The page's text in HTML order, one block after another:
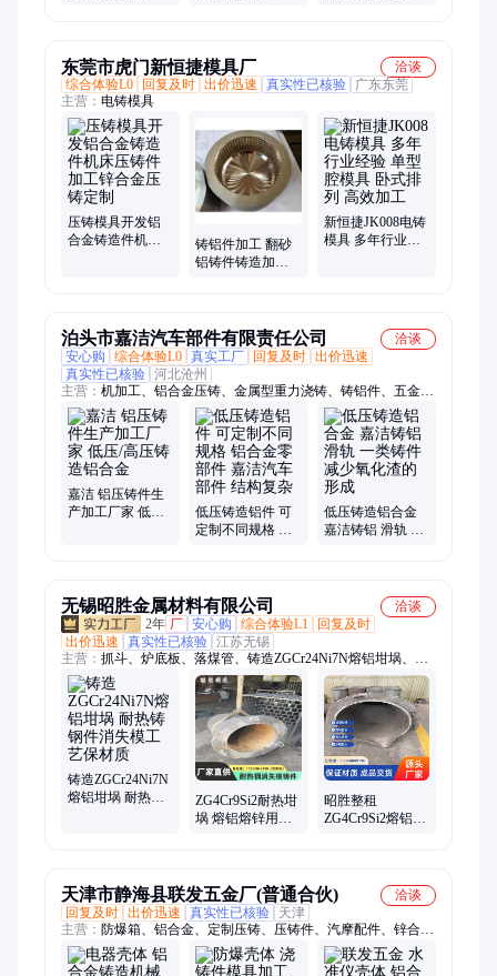
东莞市虎门新恒捷模具厂
洽谈
综合体验L0
回复及时 出价迅速 真实性已核验
广东东莞
主营： 电铸模具
压铸模具开发铝
合金铸造件机床
铸铝件加工 翻砂
铝铸件铸造加工
新恒捷JK008电铸
模具 多年行业经
泊头市嘉洁汽车部件有限责任公司
洽谈
安心购
综合体验L0 真实工厂 回复及时 出价迅速
真实性已核验 河北沧州
主营： 机加工、铝合金压铸、金属型重力浇铸、铸铝件、五金冲
压件、铝合金低压铸造、翻沙铸铝件、低压铸铝、低压铸造、浇
铸铝件、低压铸件、机加工件、砂型重力浇铸
嘉洁 铝压铸件生
产加工厂家 低压/
低压铸造铝件 可
定制不同规格 铝
低压铸造铝合金
嘉洁铸铝 滑轨 一
无锡昭胜金属材料有限公司
洽谈
2年 厂 安心购 综合体验L1
回复及时
出价迅速
真实性已核验 江苏无锡
主营： 抓斗、炉底板、落煤管、铸造ZGCr24Ni7N熔铝坩埚、离
心铸管、垫铁炉枕、吊具、料框、料盘、坩埚、滑块、高铬铸
板、炉辊、溜渣槽、钢板、无缝管、圆棒
铸造ZGCr24Ni7N
熔铝坩埚 耐热铸
ZG4Cr9Si2耐热坩
埚 熔铝熔锌用消
昭胜整租
ZG4Cr9Si2熔铝坩
天津市静海县联发五金厂(普通合伙)
洽谈
回复及时 出价迅速 真实性已核验
天津
主营： 防爆箱、铝合金、定制压铸、压铸件、汽摩配件、锌合金
铸件、配件通用扶手、压铸扶手、联发五金、仪表壳体、防爆壳
体、锌合金压扣、吊篮提升机、座汽车扶手、防爆铝壳体、汽车